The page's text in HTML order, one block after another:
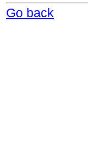
Go back